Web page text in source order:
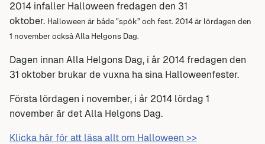
2014 infaller Halloween fredagen den 31
oktober. Halloween är både ”spök” och fest. 2014 är lördagen den
1 november också Alla Helgons Dag.
Dagen innan Alla Helgons Dag, i år 2014 fredagen den
31 oktober brukar de vuxna ha sina Halloweenfester.
Första lördagen i november, i år 2014 lördag 1
november är det Alla Helgons Dag.
Klicka här för att läsa allt om Halloween >>